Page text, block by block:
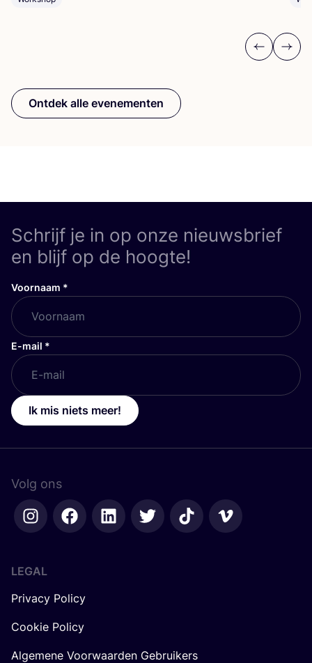
Previous
Next
Ontdek alle evenementen
Schrijf je in op onze nieuwsbrief
en blijf op de hoogte!
Voornaam *
E-mail *
Ik mis niets meer!
Volg ons
LEGAL
Privacy Policy
Cookie Policy
Algemene Voorwaarden Gebruikers